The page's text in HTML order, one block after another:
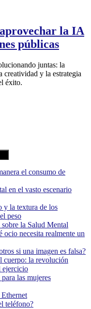
la IA
públicas
juntas: la
creatividad y la estrategia
éxito.
el consumo de
en el vasto escenario
y la textura de los
peso
la Salud Mental
ocio necesita realmente un
si una imagen es falsa?
cuerpo: la revolución
ejercicio
las mujeres
Ethernet
teléfono?